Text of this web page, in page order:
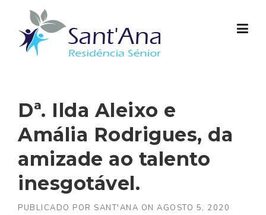
Skip to content
Dª. Ilda Aleixo e
Amália Rodrigues, da
amizade ao talento
inesgotável.
PUBLICADO POR SANT'ANA ON AGOSTO 5, 2020